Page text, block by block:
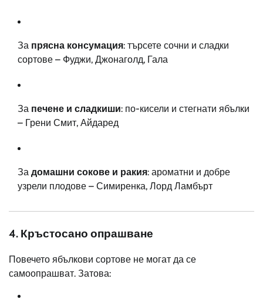
За прясна консумация: търсете сочни и сладки
сортове – Фуджи, Джонаголд, Гала
За печене и сладкиши: по-кисели и стегнати ябълки
– Грени Смит, Айдаред
За домашни сокове и ракия: ароматни и добре
узрели плодове – Симиренка, Лорд Ламбърт
4. Кръстосано опрашване
Повечето ябълкови сортове не могат да се
самоопрашват. Затова: